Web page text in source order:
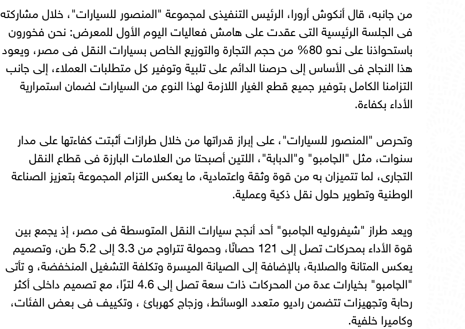
من جانبه، قال أنكوش أرورا، الرئيس التنفيذى لمجموعة "المنصور للسيارات"، خلال مشاركته
فى الجلسة الرئيسية التى عقدت على هامش فعاليات اليوم الأول للمعرض: نحن فخورون
باستحواذنا على نحو 80% من حجم التجارة والتوزيع الخاص بسيارات النقل فى مصر، ويعود
هذا النجاح فى الأساس إلى حرصنا الدائم على تلبية وتوفير كل متطلبات العملاء، إلى جانب
التزامنا الكامل بتوفير جميع قطع الغيار اللازمة لهذا النوع من السيارات لضمان استمرارية
الأداء بكفاءة.
وتحرص "المنصور للسيارات"، على إبراز قدراتها من خلال طرازات أثبتت كفاءتها على مدار
سنوات، مثل "الچامبو" و"الدبابة"، اللتين أصبحتا من العلامات البارزة فى قطاع النقل
التجارى، لما تتميزان به من قوة وثقة واعتمادية، ما يعكس التزام المجموعة بتعزيز الصناعة
الوطنية وتطوير حلول نقل ذكية وعملية.
ويعد طراز "شيفروليه الچامبو" أحد أنجح سيارات النقل المتوسطة فى مصر، إذ يجمع بين
قوة الأداء بمحركات تصل إلى 121 حصانًا، وحمولة تتراوح من 3.3 إلى 5.2 طن، وتصميم
يعكس المتانة والصلابة، بالإضافة إلى الصيانة الميسرة وتكلفة التشغيل المنخفضة، و تأتى
"الچامبو" بخيارات عدة من المحركات ذات سعة تصل إلى 4.6 لترًا، مع تصميم داخلى أكثر
رحابة وتجهيزات تتضمن راديو متعدد الوسائط، وزجاج كهربائ ، وتكييف فى بعض الفئات،
وكاميرا خلفية.